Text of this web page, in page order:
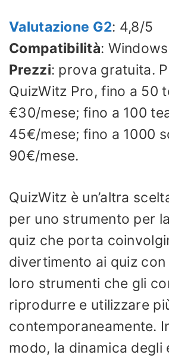
Valutazione G2: 4,8/5
Compatibilità:
Prezzi: prova gratuita.
QuizWitz Pro, fino a 50
€30/mese; fino a 100
45€/mese; fino a 1000
90€/mese.
QuizWitz è un’altra
per uno strumento per
quiz che porta
divertimento ai quiz con
loro strumenti che gli
riprodurre e utilizzare
contemporaneamente.
modo, la dinamica degli